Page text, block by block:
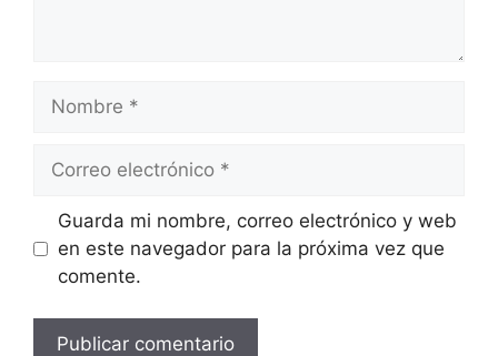
electrónico
WebGuarda mi nombre, correo electrónico y web
en este navegador para la próxima vez que
comente.